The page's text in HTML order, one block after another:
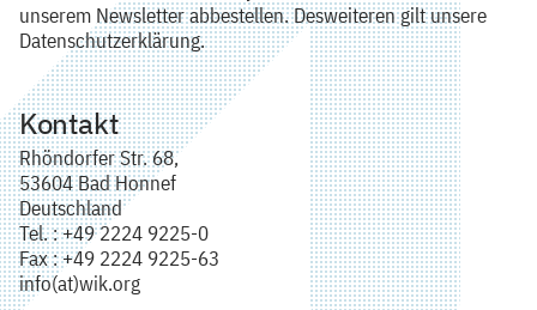
unserem Newsletter abbestellen. Desweiteren gilt unsere
Datenschutzerklärung.
Kontakt
Rhöndorfer Str. 68,
53604 Bad Honnef
Deutschland
Tel. : +49 2224 9225-0
Fax : +49 2224 9225-63
info(at)wik.org